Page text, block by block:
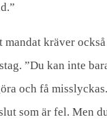
mandat kräver
”Du kan inte
och få
som är fel. Men